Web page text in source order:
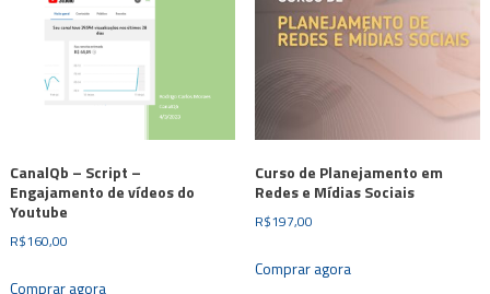
CanalQb – Script –
Engajamento de vídeos do
Youtube
R$160,00
Comprar agora
Curso de Planejamento em
Redes e Mídias Sociais
R$197,00
Comprar agora